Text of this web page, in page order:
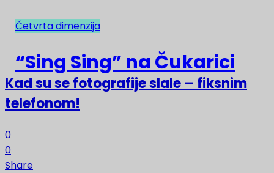
NAJNOVIJE
Kad su se fotografije slale – fiksnim
telefonom!
0
0
Share
Četvrta dimenzija
“Sing Sing” na Čukarici